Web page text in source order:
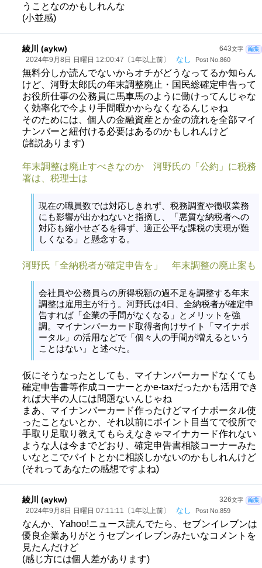
うことなのかもしれんな
(小並感)
643文字 編集
綾川 (aykw)
2024年9月8日 日曜日 12:00:47〔1年以上前〕 なし Post No.860
無料分しか読んでないからオチがどうなってるか知らん
けど、河野太郎氏の年末調整廃止・国民総確定申告って
お役所仕事の公務員に馬車馬のように働けってんじゃな
く効率化で今より手間暇かからなくなるんじゃね
そのためには、個人の金融資産とか金の流れを全部マイ
ナンバーと紐付ける必要はあるのかもしれんけど
(諸説あります)
年末調整は廃止すべきなのか 河野氏の「公約」に税務
署は、税理士は
現在の職員数では対応しきれず、税務調査や徴収業務
にも影響が出かねないと指摘し、「悪質な納税者への
対応も縮小せざるを得ず、適正公平な課税の実現が難
しくなる」と懸念する。
河野氏「全納税者が確定申告を」 年末調整の廃止案も
会社員や公務員らの所得税額の過不足を調整する年末
調整は雇用主が行う。河野氏は4日、全納税者が確定申
告すれば「企業の手間がなくなる」とメリットを強
調。マイナンバーカード取得者向けサイト「マイナポ
ータル」の活用などで「個々人の手間が増えるという
ことはない」と述べた。
仮にそうなったとしても、マイナンバーカードなくても
確定申告書等作成コーナーとかe-taxだったかも活用でき
れば大半の人には問題ないんじゃね
まあ、マイナンバーカード作ったけどマイナポータル使
ったことないとか、それ以前にポイント目当てで役所で
手取り足取り教えてもらえなきゃマイナカード作れない
ような人は今までどおり、確定申告書相談コーナーみた
いなとこでバイトとかに相談しかないのかもしれんけど
(それってあなたの感想ですよね)
326文字 編集
綾川 (aykw)
2024年9月8日 日曜日 07:11:11〔1年以上前〕 なし Post No.859
なんか、Yahoo!ニュース読んでたら、セブンイレブンは
優良企業ありがとうセブンイレブンみたいなコメントを
見たんだけど
(感じ方には個人差があります)